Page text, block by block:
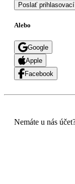
Poslať
Alebo
Google
Apple
Facebook
Nemáte u nás